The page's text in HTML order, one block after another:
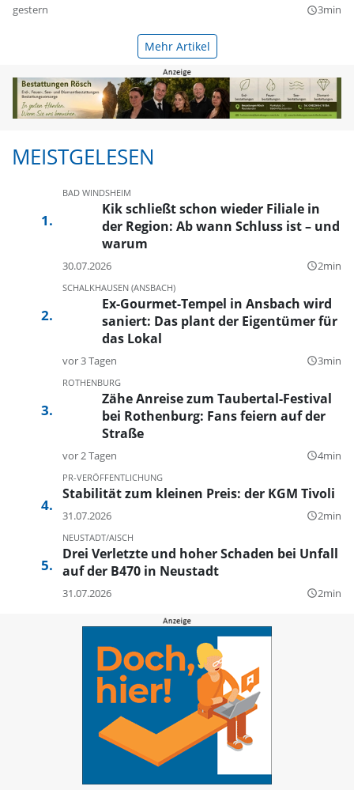
gestern query_builder3min
Mehr Artikel
MEISTGELESEN
BAD WINDSHEIM
Kik schließt schon wieder Filiale in
der Region: Ab wann Schluss ist – und
warum
30.07.2026 query_builder2min
SCHALKHAUSEN (ANSBACH)
Ex-Gourmet-Tempel in Ansbach wird
saniert: Das plant der Eigentümer für
das Lokal
vor 3 Tagen query_builder3min
ROTHENBURG
Zähe Anreise zum Taubertal-Festival
bei Rothenburg: Fans feiern auf der
Straße
vor 2 Tagen query_builder4min
PR-VERÖFFENTLICHUNG
Stabilität zum kleinen Preis: der KGM Tivoli
31.07.2026 query_builder2min
NEUSTADT/AISCH
Drei Verletzte und hoher Schaden bei Unfall
auf der B470 in Neustadt
31.07.2026 query_builder2min